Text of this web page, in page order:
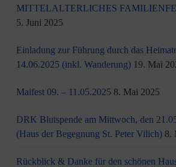
MITTELALTERLICHES
5. Juni 2025
Einladung zur Führung durch das
14.06.2025 (inkl. Wanderung) 19. Mai
Maifest 09. – 11.05.2025 8. Mai 2025
DRK Blutspende am Mittwoch, den
(Haus der Begegnung St. Peter Vilich) 8.
Rückblick & Danke für den schönen